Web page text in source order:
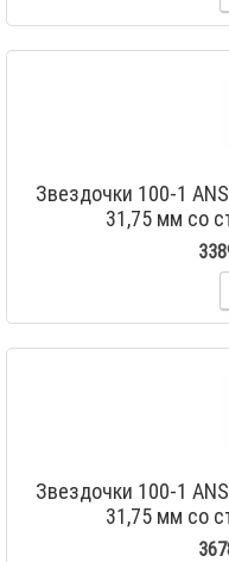
Звездочки 100-1
31,75 мм со
Звездочки 100-1
31,75 мм со